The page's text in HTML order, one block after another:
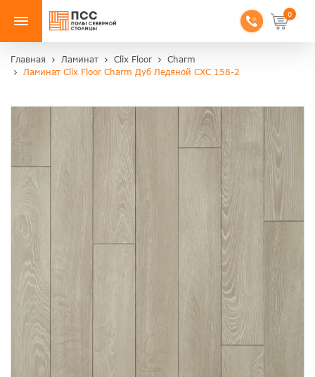
0
Главная Ламинат Clix Floor
Charm
Ламинат Clix Floor Charm Дуб Ледяной CXC 158-2